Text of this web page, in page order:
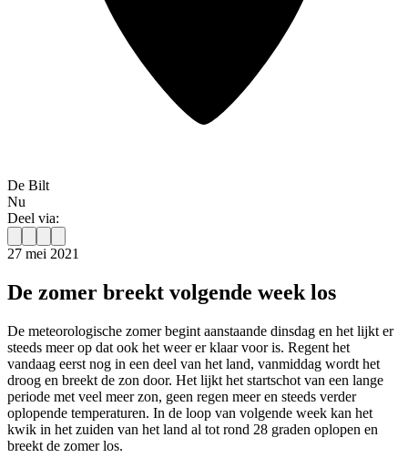
De Bilt
Nu
Deel via:
27 mei 2021
De zomer breekt volgende week los
De meteorologische zomer begint aanstaande dinsdag en het lijkt er
steeds meer op dat ook het weer er klaar voor is. Regent het
vandaag eerst nog in een deel van het land, vanmiddag wordt het
droog en breekt de zon door. Het lijkt het startschot van een lange
periode met veel meer zon, geen regen meer en steeds verder
oplopende temperaturen. In de loop van volgende week kan het
kwik in het zuiden van het land al tot rond 28 graden oplopen en
breekt de zomer los.